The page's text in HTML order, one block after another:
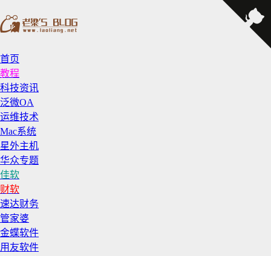
首页
教程
科技资讯
泛微OA
运维技术
Mac系统
星外主机
华众专题
佳软
财软
速达财务
管家婆
金蝶软件
用友软件